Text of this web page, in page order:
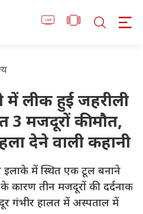
में लीक हुई जहरीली
3 मजदूरों की मौत,
देने वाली कहानी
इलाके में स्थित एक टूल बनाने
कारण तीन मजदूरों की दर्दनाक
गंभीर हालत में अस्पताल में